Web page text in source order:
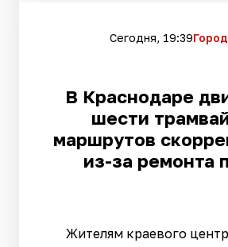
Сегодня, 19:39Город
В Краснодаре
шести
маршрутов
из-за ремонта
Жителям краевого